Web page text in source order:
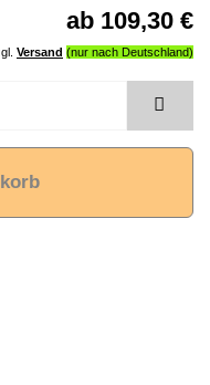
ab 109,30 €
Versand